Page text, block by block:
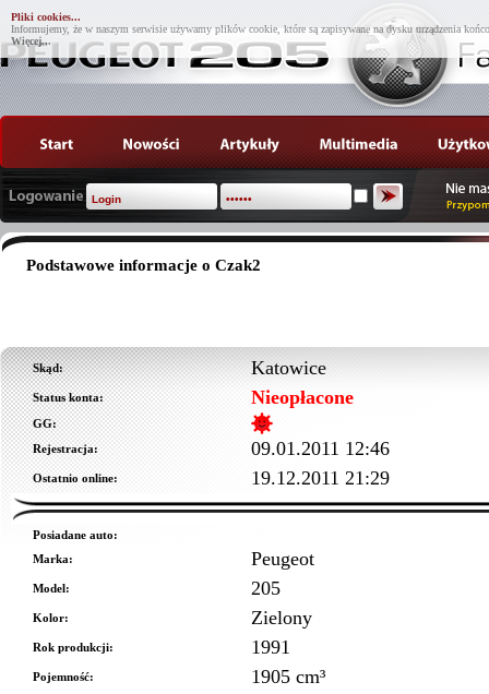
Pliki cookies...
Informujemy, że w naszym serwisie używamy plików cookie, które są zapisywane na dysku urządzenia
Więcej...
Podstawowe informacje o Czak2
Skąd: Katowice
Status konta: Nieopłacone
GG:
Rejestracja:
09.01.2011 12:46
Ostatnio online: 19.12.2011 21:29
Posiadane auto:
Marka:
Peugeot
Model: 205
Kolor: Zielony
Rok produkcji: 1991
Pojemność: 1905 cm³